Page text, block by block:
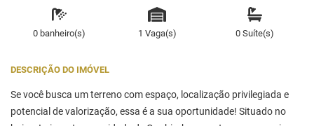
0 banheiro(s) 1 Vaga(s) 0 Suíte(s)
DESCRIÇÃO DO IMÓVEL
Se você busca um terreno com espaço, localização privilegiada e
potencial de valorização, essa é a sua oportunidade! Situado no